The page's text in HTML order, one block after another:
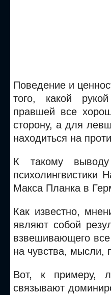
Поведение и
того, какой
правшей все
сторону, а для
находиться на
К такому выводу
психолингвистики
Макса Планка в
Как известно,
являют собой
взвешивающего
на чувства, мысли,
Вот, к примеру,
связывают